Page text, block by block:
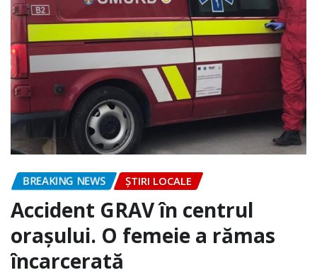
BREAKING NEWS ȘTIRI LOCALE
Accident GRAV în centrul
orașului. O femeie a rămas
încarcerată